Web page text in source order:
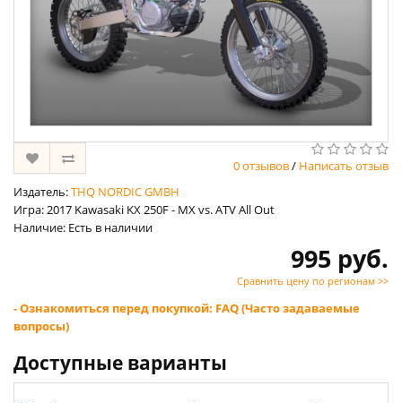
0 отзывов/ Написать отзыв
Издатель:THQ NORDIC GMBH
Игра: 2017 Kawasaki KX 250F - MX vs. ATV All Out
Наличие: Есть в наличии
995 руб.
Сравнить цену по регионам >>
- Ознакомиться перед покупкой: FAQ (Часто задаваемые
вопросы)
Доступные варианты